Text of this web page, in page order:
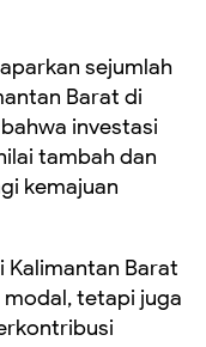
sejumlah
Barat di
investasi
tambah dan
kemajuan
Kalimantan Barat
tetapi juga